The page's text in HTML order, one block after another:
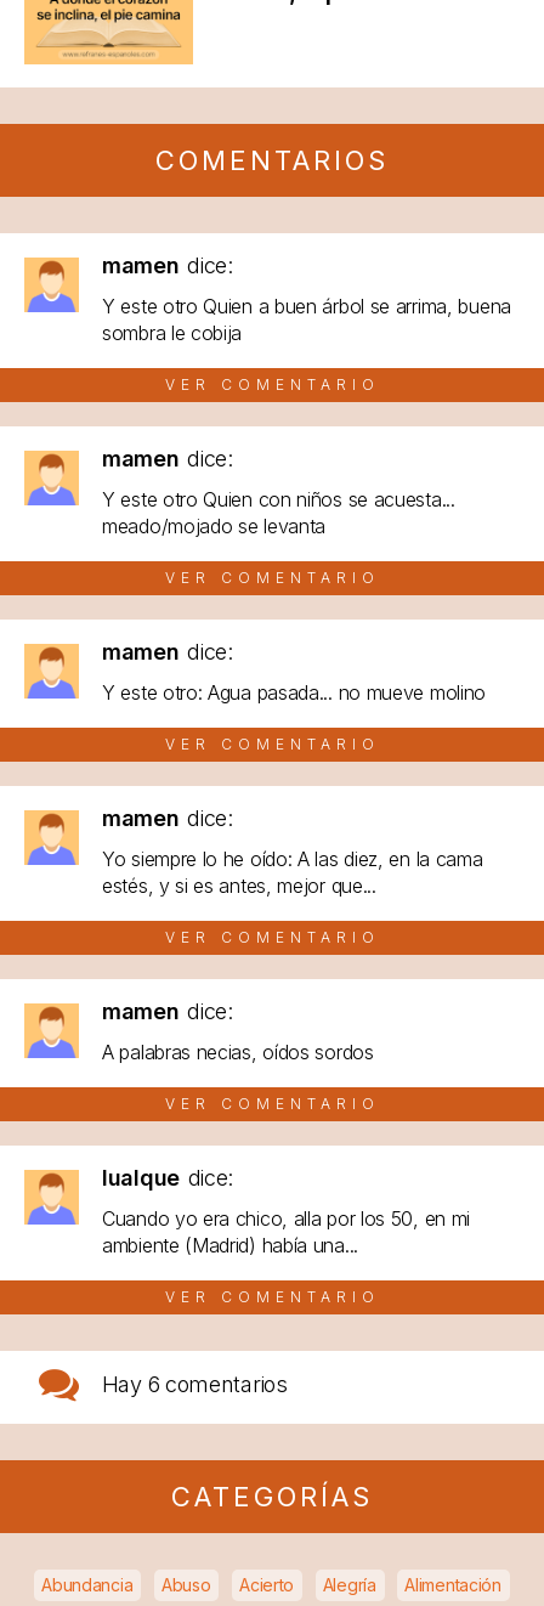
COMENTARIOS
mamen dice:
Y este otro Quien a buen árbol se arrima, buena
sombra le cobija
VER COMENTARIO
mamen dice:
Y este otro Quien con niños se acuesta...
meado/mojado se levanta
VER COMENTARIO
mamen dice:
Y este otro: Agua pasada... no mueve molino
VER COMENTARIO
mamen dice:
Yo siempre lo he oído: A las diez, en la cama
estés, y si es antes, mejor que...
VER COMENTARIO
mamen dice:
A palabras necias, oídos sordos
VER COMENTARIO
lualque dice:
Cuando yo era chico, alla por los 50, en mi
ambiente (Madrid) había una...
VER COMENTARIO
Hay 6 comentarios
CATEGORÍAS
Abundancia Abuso Acierto Alegría Alimentación